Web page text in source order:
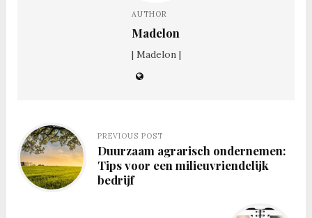
AUTHOR
Madelon
| Madelon |
PREVIOUS POST
Duurzaam agrarisch ondernemen:
Tips voor een milieuvriendelijk
bedrijf